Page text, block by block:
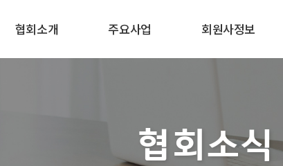
협회소개 주요사업 회원사정보
협회소식